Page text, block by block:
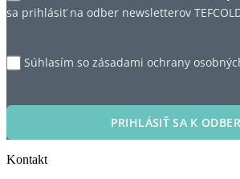
sa prihlásiť na odber newsletterov
Súhlasím so zásadami ochrany
PRIHLÁSIŤ SA K
Kontakt